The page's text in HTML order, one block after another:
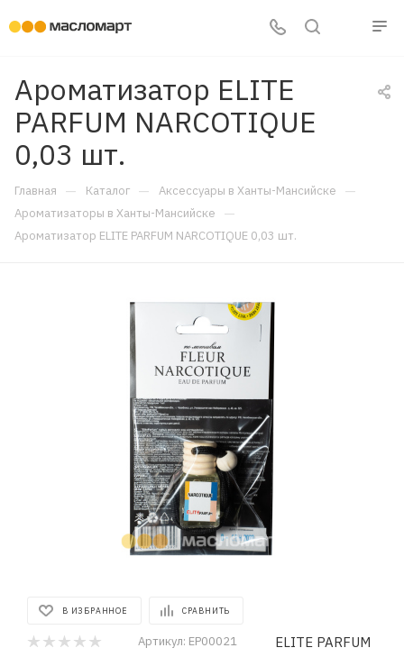
Ароматизатор ELITE
PARFUM NARCOTIQUE
0,03 шт.
Главная — Каталог — Аксессуары в Ханты-Мансийске —
Ароматизаторы в Ханты-Мансийске —
Ароматизатор ELITE PARFUM NARCOTIQUE 0,03 шт.
В ИЗБРАННОЕ СРАВНИТЬ
Артикул: EP00021 ELITE PARFUM